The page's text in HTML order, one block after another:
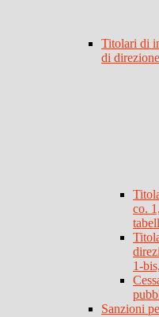
Titolari di
di
co.
1-
Sanzioni